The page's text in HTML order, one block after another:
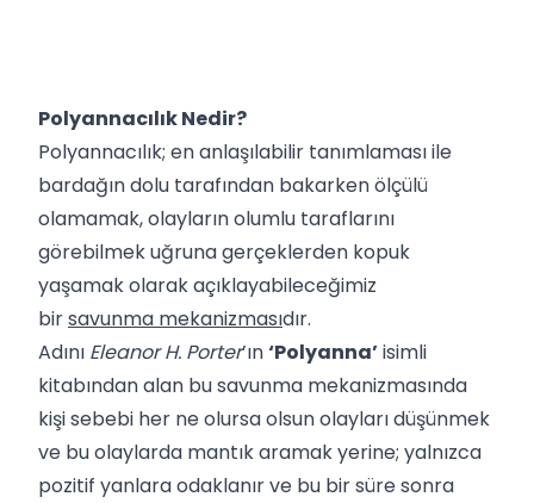
Polyannacılık Nedir?
Polyannacılık; en anlaşılabilir tanımlaması ile
bardağın dolu tarafından bakarken ölçülü
olamamak, olayların olumlu taraflarını
görebilmek uğruna gerçeklerden kopuk
yaşamak olarak açıklayabileceğimiz
birsavunma mekanizmasıdır.
Adını Eleanor H. Porter’ın‘Polyanna’isimli
kitabından alan bu savunma mekanizmasında
kişi sebebi her ne olursa olsun olayları düşünmek
ve bu olaylarda mantık aramak yerine; yalnızca
pozitif yanlara odaklanır ve bu bir süre sonra